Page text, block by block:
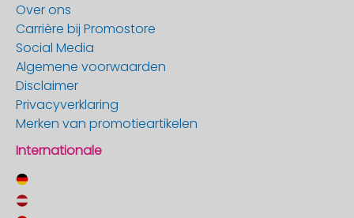
Over ons
Carrière bij Promostore
Social Media
Algemene voorwaarden
Disclaimer
Privacyverklaring
Merken van promotieartikelen
Internationale